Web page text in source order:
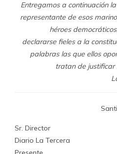
Entregamos a continuación
representante de esos
héroes
declararse fieles a la
palabras las que ellos
tratan de justificar
Sr. Director
Diario La Tercera